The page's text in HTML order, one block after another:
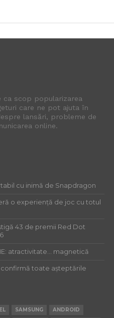
ca scop popularizarea
care ne pot ajuta în
lansări, probleme de
online.
cu inimă de Snapdragon
o experiență de joc cu totul
43 de premii Red Dot
atractivitate… magnetică
confirmă toate așteptările
SAMSUNG ANDROID